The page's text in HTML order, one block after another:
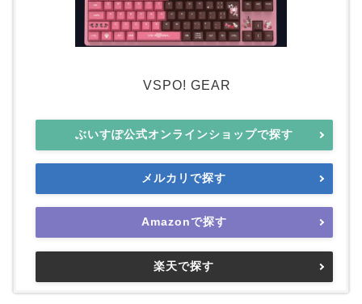
VSPO! GEAR
ぶいすぽ公式オンラインショップで探す
メルカリで探す
Amazonで探す
楽天で探す